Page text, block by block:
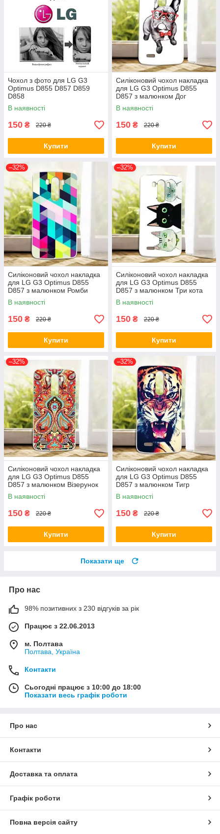
Чохол з фото для LG G3
Optimus D855 D857 D859
D858
В наявності
150 ₴ 220 ₴
Купити
Силіконовий чохол накладка
для LG G3 Optimus D855
D857 з малюнком Дог
В наявності
150 ₴ 220 ₴
Купити
–32%
Силіконовий чохол накладка
для LG G3 Optimus D855
D857 з малюнком Ромби
В наявності
150 ₴ 220 ₴
Купити
–32%
Силіконовий чохол накладка
для LG G3 Optimus D855
D857 з малюнком Три кота
В наявності
150 ₴ 220 ₴
Купити
–32%
Силіконовий чохол накладка
для LG G3 Optimus D855
D857 з малюнком Візерунок
В наявності
150 ₴ 220 ₴
Купити
–32%
Силіконовий чохол накладка
для LG G3 Optimus D855
D857 з малюнком Тигр
В наявності
150 ₴ 220 ₴
Купити
Показати ще
Про нас
98% позитивних з 230 відгуків за рік
Працює з 22.06.2013
м. Полтава
Полтава, Україна
Контакти
Сьогодні працює з 10:00 до 18:00
Показати весь графік роботи
Про нас
Контакти
Доставка та оплата
Графік роботи
Повна версія сайту